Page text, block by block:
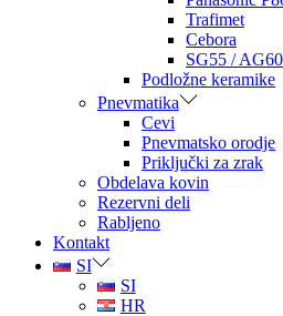
Trafimet
Cebora
SG55 / AG60
Podložne keramike
Pnevmatika
Cevi
Pnevmatsko orodje
Priključki za zrak
Obdelava kovin
Rezervni deli
Rabljeno
Kontakt
SI
SI
HR